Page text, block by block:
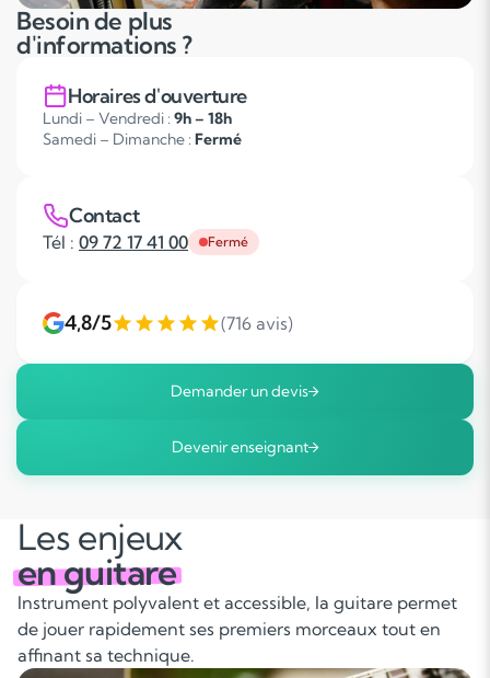
Besoin de plus
d'informations ?
Horaires d'ouverture
Lundi – Vendredi : 9h – 18h
Samedi – Dimanche : Fermé
Contact
Tél : 09 72 17 41 00 Fermé
4,8/5 (716 avis)
Demander un devis
Devenir enseignant
Les enjeux
en guitare
Instrument polyvalent et accessible, la guitare permet
de jouer rapidement ses premiers morceaux tout en
affinant sa technique.